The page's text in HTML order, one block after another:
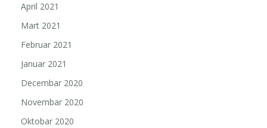
April 2021
Mart 2021
Februar 2021
Januar 2021
Decembar 2020
Novembar 2020
Oktobar 2020